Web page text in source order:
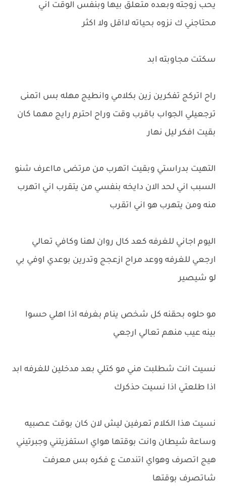
يحب زوجته وبعده متعلق بيها وبنفس الوقت اني
محتاجني ك نزوه بحياته لااقل ولا اكثر
سكتت مجاوبته ابد
راح اتركج تفكرين زين بكلامي وانطيج مهله بس اتمنى
ترجعيلي الجواب باقرب وقت وراح احترم رايج مهما كان
بقيت افكر ليل نهار
التهيت بدراستي وبقيت اتهرب من مرتضى مااعرف شنو
السبب اني لحد الان دايخه بنفسي من يتقرب اني اتهرب
منه ومن يتهرب هو اني اتقرب
اليوم اجاني للغرفه كعد كال روان لهنا وكافي تعالي
ارجعي للغرفه ووعد مراح ازعجج وتدرين بوعدي اوفي بي
لو شيصير
مو حلوه بحقنه كل شخص ينام بغرفه اذا اهلي حسوا
بينه عيب منهم تعالي ارجعي
نسيت انت شطلبت مني مو كتلي بعد مدخلين للغرفه ابد
اذا طلعتي اذا نسيت حذكرك
نسيت هذا الكلام تعرفين ليش لان كان بوقت عصبيه
وساعة شيطان وانت بوقتها هواي استفزيتني وجبرتيني
هيج اتصرف وهواي اتندمت ع فكره بس معرفت
شاتصرف بوقتها